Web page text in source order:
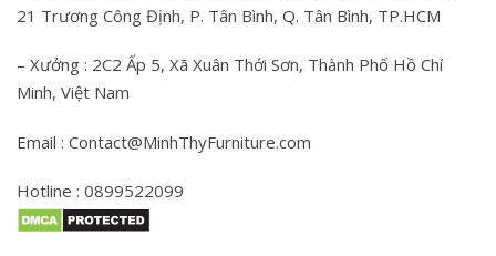
21 Trương Công Định, P. Tân Bình, Q. Tân Bình, TP.HCM
– Xưởng : 2C2 Ấp 5, Xã Xuân Thới Sơn, Thành Phố Hồ Chí
Minh, Việt Nam
Email : Contact@MinhThyFurniture.com
Hotline : 0899522099